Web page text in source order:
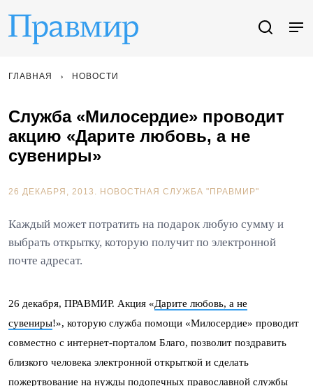
ГЛАВНАЯ НОВОСТИ
Служба «Милосердие» проводит
акцию «Дарите любовь, а не
сувениры»
26 ДЕКАБРЯ, 2013. НОВОСТНАЯ СЛУЖБА "ПРАВМИР"
Каждый может потратить на подарок любую сумму и
выбрать открытку, которую получит по электронной
почте адресат.
26 декабря, ПРАВМИР. Акция «Дарите любовь, а не
сувениры!», которую служба помощи «Милосердие» проводит
совместно с интернет-порталом Благо, позволит поздравить
близкого человека электронной открыткой и сделать
пожертвование на нужды подопечных православной службы